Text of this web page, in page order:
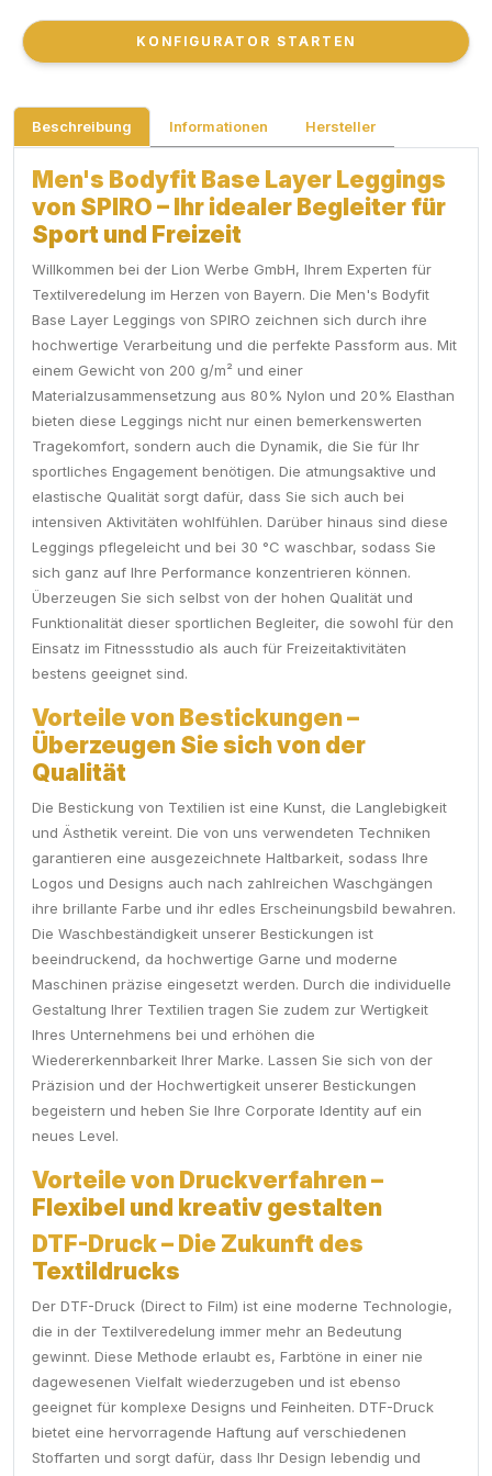
KONFIGURATOR STARTEN
KONFIGURATOR STARTEN
Beschreibung Informationen Hersteller
Men's Bodyfit Base Layer Leggings
von SPIRO – Ihr idealer Begleiter für
Sport und Freizeit
Willkommen bei der Lion Werbe GmbH, Ihrem Experten für
Textilveredelung im Herzen von Bayern. Die Men's Bodyfit
Base Layer Leggings von SPIRO zeichnen sich durch ihre
hochwertige Verarbeitung und die perfekte Passform aus. Mit
einem Gewicht von 200 g/m² und einer
Materialzusammensetzung aus 80% Nylon und 20% Elasthan
bieten diese Leggings nicht nur einen bemerkenswerten
Tragekomfort, sondern auch die Dynamik, die Sie für Ihr
sportliches Engagement benötigen. Die atmungsaktive und
elastische Qualität sorgt dafür, dass Sie sich auch bei
intensiven Aktivitäten wohlfühlen. Darüber hinaus sind diese
Leggings pflegeleicht und bei 30 °C waschbar, sodass Sie
sich ganz auf Ihre Performance konzentrieren können.
Überzeugen Sie sich selbst von der hohen Qualität und
Funktionalität dieser sportlichen Begleiter, die sowohl für den
Einsatz im Fitnessstudio als auch für Freizeitaktivitäten
bestens geeignet sind.
Vorteile von Bestickungen –
Überzeugen Sie sich von der
Qualität
Die Bestickung von Textilien ist eine Kunst, die Langlebigkeit
und Ästhetik vereint. Die von uns verwendeten Techniken
garantieren eine ausgezeichnete Haltbarkeit, sodass Ihre
Logos und Designs auch nach zahlreichen Waschgängen
ihre brillante Farbe und ihr edles Erscheinungsbild bewahren.
Die Waschbeständigkeit unserer Bestickungen ist
beeindruckend, da hochwertige Garne und moderne
Maschinen präzise eingesetzt werden. Durch die individuelle
Gestaltung Ihrer Textilien tragen Sie zudem zur Wertigkeit
Ihres Unternehmens bei und erhöhen die
Wiedererkennbarkeit Ihrer Marke. Lassen Sie sich von der
Präzision und der Hochwertigkeit unserer Bestickungen
begeistern und heben Sie Ihre Corporate Identity auf ein
neues Level.
Vorteile von Druckverfahren –
Flexibel und kreativ gestalten
DTF-Druck – Die Zukunft des
Textildrucks
Der DTF-Druck (Direct to Film) ist eine moderne Technologie,
die in der Textilveredelung immer mehr an Bedeutung
gewinnt. Diese Methode erlaubt es, Farbtöne in einer nie
dagewesenen Vielfalt wiederzugeben und ist ebenso
geeignet für komplexe Designs und Feinheiten. DTF-Druck
bietet eine hervorragende Haftung auf verschiedenen
Stoffarten und sorgt dafür, dass Ihr Design lebendig und